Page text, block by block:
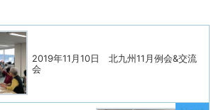
2019年11月10日 北九州11月例会&交流
会